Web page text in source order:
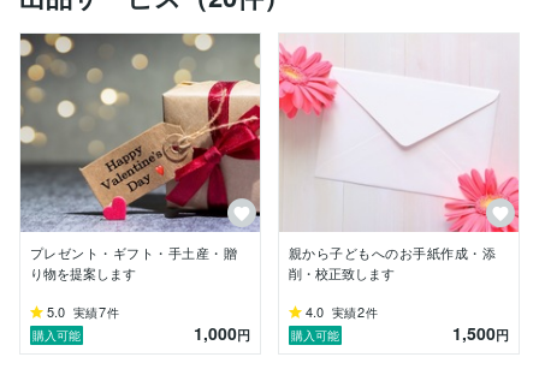
おせっかいで人の話を聞くのが大好きなアラフォー女で
す。
あなたの聞き上手な女友達になれたらと思っています(^
あなたのお話を否定したり、批判したり、ダメ出しした
り引いたりすることはございません。
心に寄り添い、少しでもあなたに癒しの時間を提供した
いです♪
ここまで読んでくださってありがとうございます。
ご相談は1分からでも大丈夫です。
サービス内容についてのご質問はDMよりお気軽にお声
あなたとお話しできるのを心より楽しみにしております
ね♪
プレゼント・ギフト・手土産・贈
り物を提案します
5.0 実績7件
購入可能
1,000円
親から子どもへのお手紙作成・添
削・校正致します
4.0 実績2件
購入可能
1,500円